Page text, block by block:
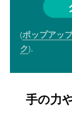
(ポップアッ
ク).
手の力